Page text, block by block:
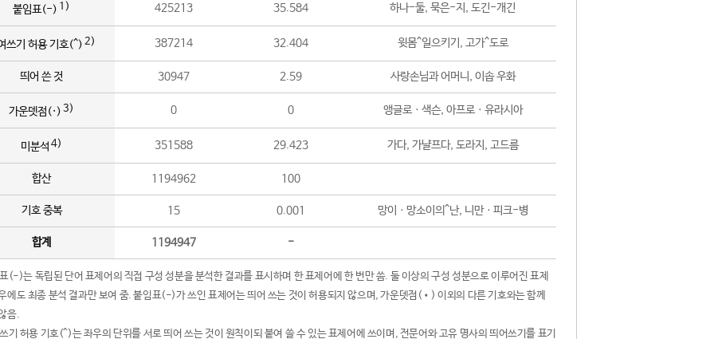
붙임표(-) 1) 425213 35.584 하나-둘, 묵은-지, 도긴-개긴
쓰기 허용 기호(^) 2) 387214 32.404 윗몸^일으키기, 고가^도로
띄어 쓴 것 30947 2.59 사랑손님과 어머니, 이솝 우화
가운뎃점(·) 3) 0 0 앵글로ㆍ색슨, 아프로ㆍ유라시아
미분석 4) 351588 29.423 가다, 가냘프다, 도라지, 고드름
합산 1194962 100
기호 중복 15 0.001 망이ㆍ망소이의^난, 니만ㆍ피크-병
합계 1194947 -
(-)는 독립된 단어 표제어의 직접 구성 성분을 분석한 결과를 표시하며 한 표제어에 한 번만 씀. 둘 이상의 구성 성분으로 이루어진 표제
에도 최종 분석 결과만 보여 줌. 붙임표(-)가 쓰인 표제어는 띄어 쓰는 것이 허용되지 않으며, 가운뎃점(•) 이외의 다른 기호와는 함께
음.
기 허용 기호(^)는 좌우의 단위를 서로 띄어 쓰는 것이 원칙이되 붙여 쓸 수 있는 표제어에 쓰이며, 전문어와 고유 명사의 띄어쓰기를 표기